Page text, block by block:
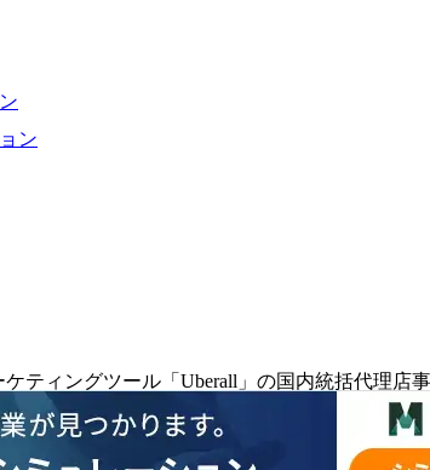
ティングツール「Uberall」の国内統括代理店